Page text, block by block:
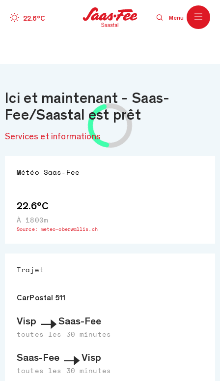
22.6°C
Wetter Menu
Ici et maintenant - Saas-
Fee/Saastal est prêt
Services et informations
Météo Saas-Fee
22.6°C
À 1800m
Source: meteo-oberwallis.ch
Trajet
CarPostal 511
Visp Saas-Fee
toutes les 30 minutes
Saas-Fee Visp
toutes les 30 minutes